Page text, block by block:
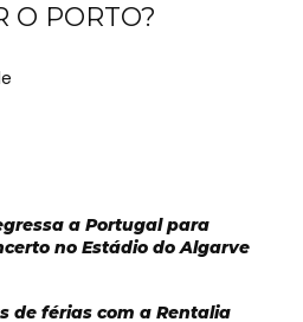
dormir?
Lifestyle
Restaurantes
O PORTO?
a Portugal para
no Estádio do Algarve
de férias com a Rentalia